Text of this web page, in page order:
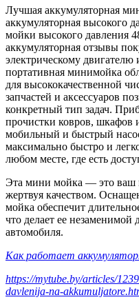
Лучшая аккумуляторная
аккумуляторная высокого
мойки высокого давления
аккумуляторная отзывы
электрическому
портативная минимойка
для высококачественной
запчастей и аксессуаров
конкретный тип задач.
прочистки ковров, шкафов
мобильный и быстрый
максимально быстро и
любом месте, где есть
Эта мини мойка — это ваш
жертвуя качеством.
мойка обеспечит
что делает ее
автомобиля.
Как работает
https://mytube.by/articles/
davlenija-na-